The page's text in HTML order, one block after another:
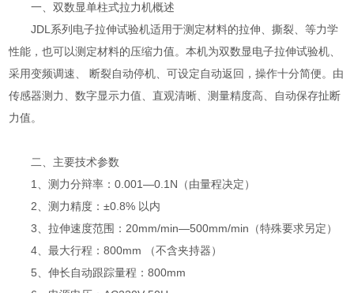
一、双数显单柱式拉力机概述
JDL系列电子拉伸试验机适用于测定材料的拉伸、撕裂、等力学
性能，也可以测定材料的压缩力值。本机为双数显电子拉伸试验机、
采用变频调速、 断裂自动停机、可设定自动返回，操作十分简便。由
传感器测力、数字显示力值、直观清晰、测量精度高、自动保存扯断
力值。
二、主要技术参数
1、测力分辩率：0.001—0.1N（由量程决定）
2、测力精度：±0.8% 以内
3、拉伸速度范围：20mm/min—500mm/min（特殊要求另定）
4、最大行程：800mm （不含夹持器）
5、伸长自动跟踪量程：800mm